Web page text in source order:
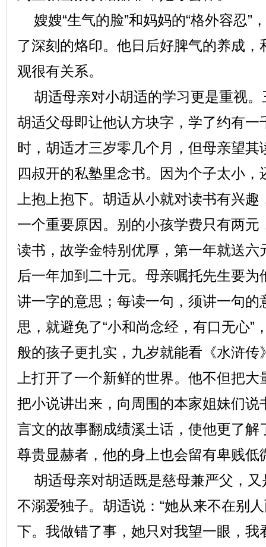
嫂嫂“生气的脸”和妈妈的“格外容忍”
了深刻的烙印。他日后好脾气的养成，
观很有关系。
胡适母亲对小胡适的学习更是重视。
胡适父母即让他认方块字，学了约有一
时，胡适才三岁零几个月，但母亲望其
四叔开的私塾里念书。因为个子太小
上抱上抱下。胡适从小就对读书有兴趣
一个重要原因。别的小孩学费只有两元
读书，故学金特别优厚，第一年就送六
后一年加到二十元。母亲嘱托先生要
讲一字的意思；每读一句，须讲一句的
思，就避免了“小和尚念经，有口无心”
般的孩子更扎实，九岁就能看《水浒传
上打开了一个新鲜的世界。他不但把
把小说讲出来，向周围的本家姐妹们说
言文的故事翻成绩溪土话，使他更了解
尊贵显赫者，他的身上也会留有卑贱低
胡适母亲对胡适既是慈母兼严父，又
不溺爱独子。胡适说：“她从来不在别
下。我做错了事，她只对我望一眼，我